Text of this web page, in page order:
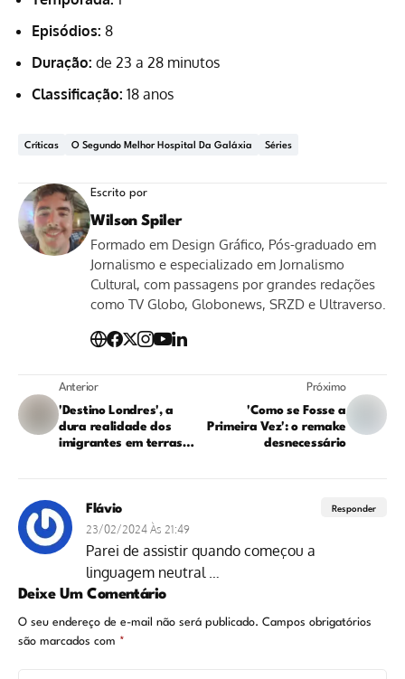
Episódios: 8
Duração: de 23 a 28 minutos
Classificação: 18 anos
Críticas O Segundo Melhor Hospital Da Galáxia Séries
Escrito por
Wilson Spiler
Formado em Design Gráfico, Pós-graduado em
Jornalismo e especializado em Jornalismo
Cultural, com passagens por grandes redações
como TV Globo, Globonews, SRZD e Ultraverso.
Anterior
'Destino Londres', a
dura realidade dos
imigrantes em terras
Próximo
'Como se Fosse a
Primeira Vez': o remake
desnecessário
Flávio
23/02/2024 Às 21:49
Parei de assistir quando começou a
linguagem neutral …
Responder
Deixe Um Comentário
O seu endereço de e-mail não será publicado. Campos obrigatórios
são marcados com *